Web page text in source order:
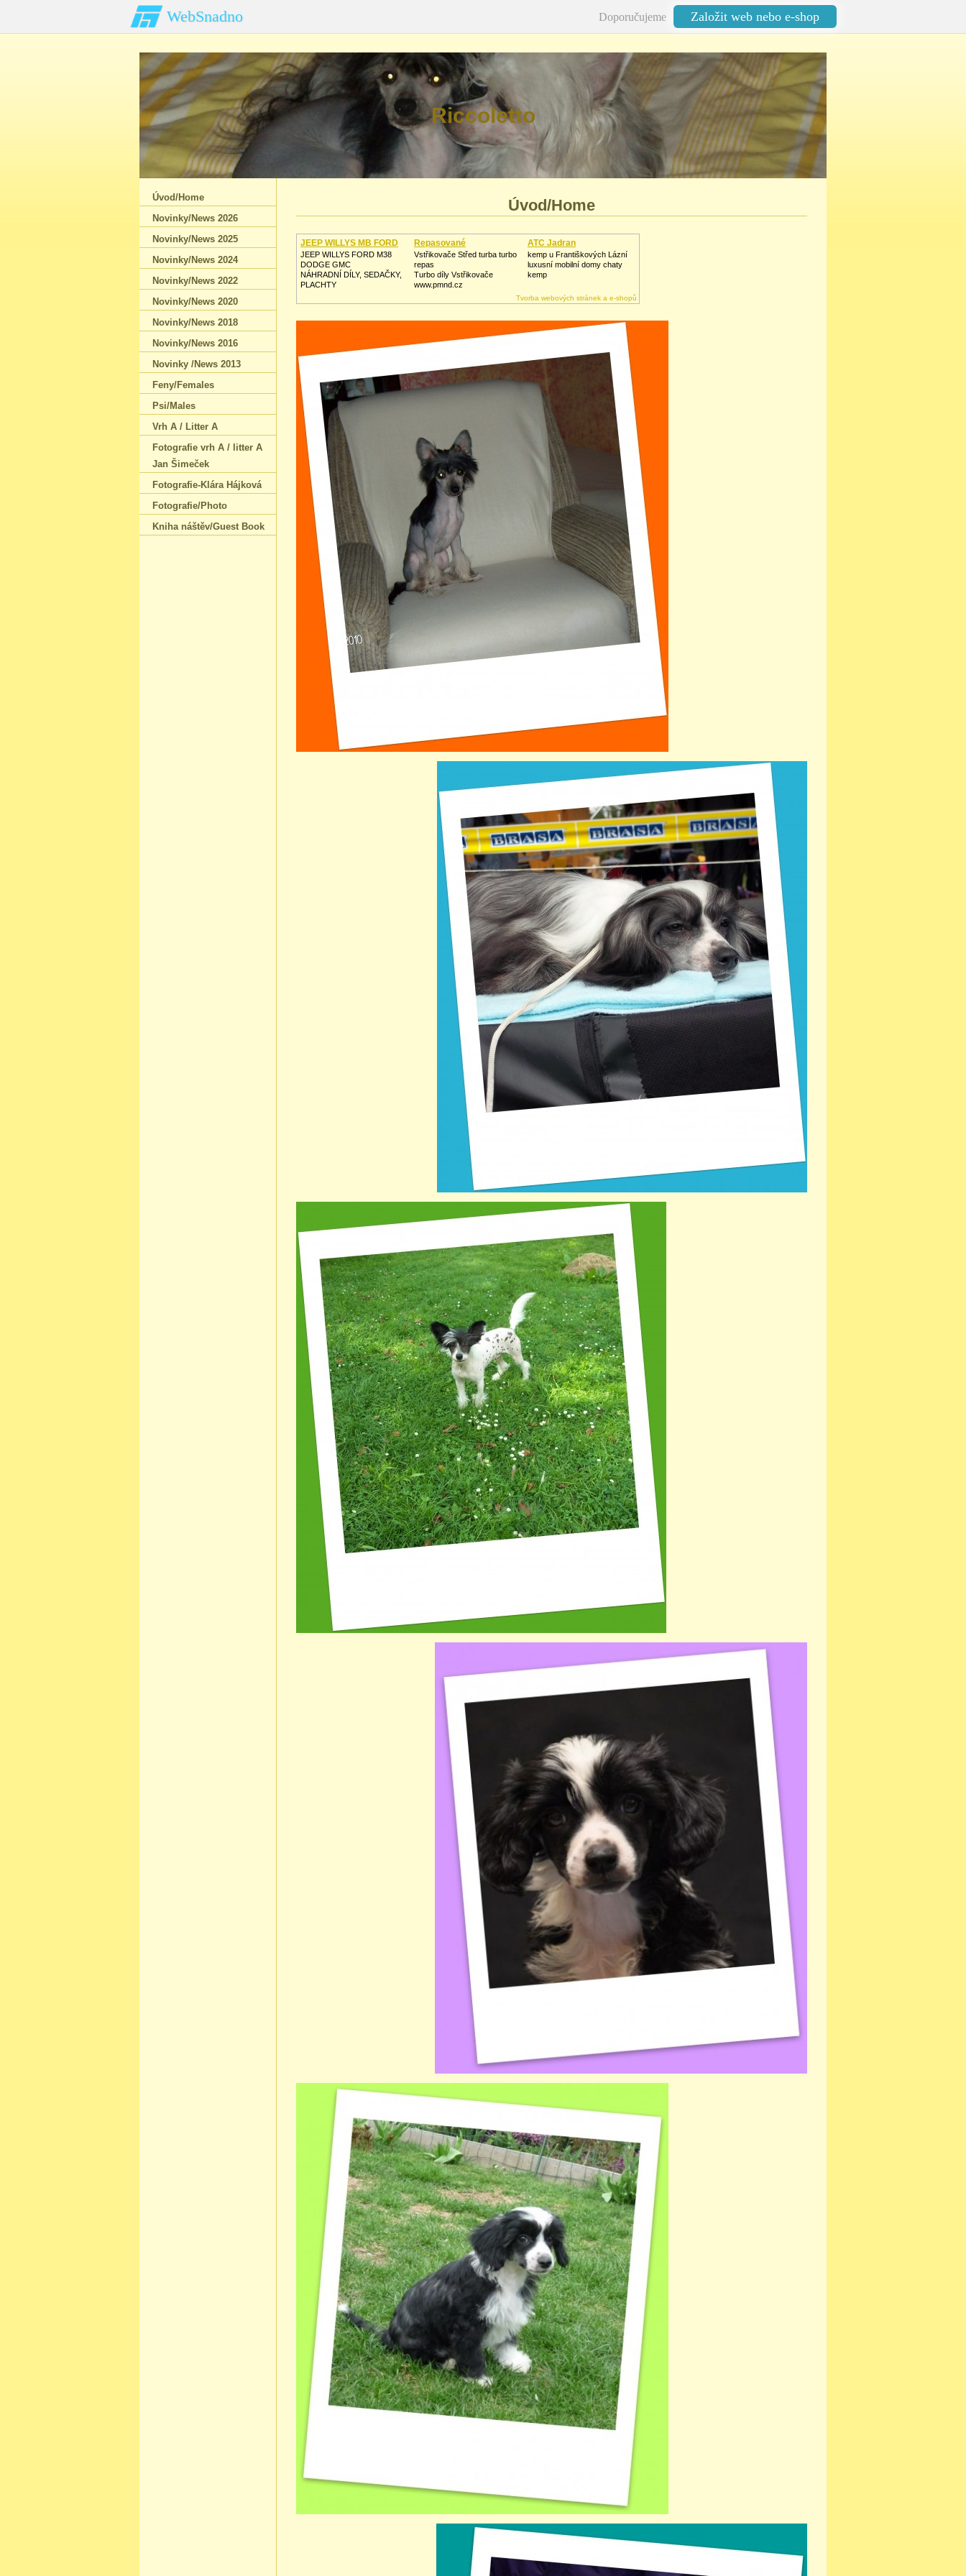
WebSnadno Doporučujeme Založit web nebo e-shop
Riccoletto
Úvod/Home
JEEP WILLYS MB FORD
GPW
JEEP WILLYS FORD M38
DODGE GMC
NÁHRADNÍ DÍLY, SEDAČKY,
PLACHTY
Repasované
Turbodmychadlo
Vstřikovače Střed turba turbo
repas
Turbo díly Vstřikovače
www.pmnd.cz
ATC Jadran
kemp u Františkových Lázní
luxusní mobilní domy chaty
kemp
Tvorba webových stránek a e-shopů
Úvod/Home
Novinky/News 2026
Novinky/News 2025
Novinky/News 2024
Novinky/News 2022
Novinky/News 2020
Novinky/News 2018
Novinky/News 2016
Novinky /News 2013
Feny/Females
Psi/Males
Vrh A / Litter A
Fotografie vrh A / litter A
Jan Šimeček
Fotografie-Klára Hájková
Fotografie/Photo
Kniha náštěv/Guest Book